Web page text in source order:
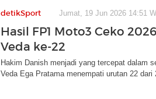
detikSport Jumat, 19 Jun 2026 14:51
Hasil FP1 Moto3 Ceko
Veda ke-22
Hakim Danish menjadi yang tercepat dalam
Veda Ega Pratama menempati urutan 22 dari